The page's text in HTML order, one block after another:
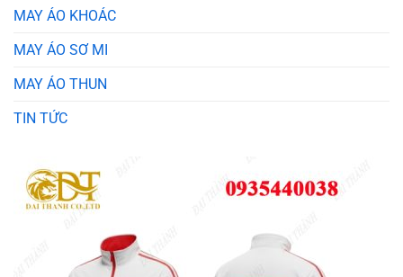
MAY ÁO KHOÁC
MAY ÁO SƠ MI
MAY ÁO THUN
TIN TỨC